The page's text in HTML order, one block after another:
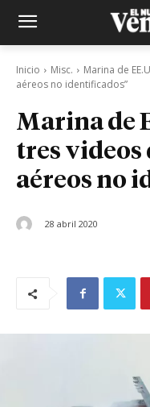
Inicio Misc.
Marina de
aéreos no identificados”
Marina de
tres videos
aéreos no
28 abril 2020